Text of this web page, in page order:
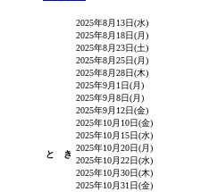
と き
2025年8月13日(水)
2025年8月18日(月)
2025年8月23日(土)
2025年8月25日(月)
2025年8月28日(木)
2025年9月1日(月)
2025年9月8日(月)
2025年9月12日(金)
2025年10月10日(金)
2025年10月15日(水)
2025年10月20日(月)
2025年10月22日(水)
2025年10月30日(木)
2025年10月31日(金)